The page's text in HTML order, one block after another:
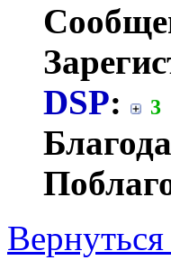
DSP: 3